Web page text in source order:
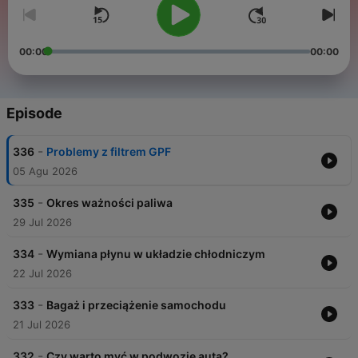
00:00 00:00
Episode
336 - Problemy z filtrem GPF
05 Agu 2026
335 - Okres ważności paliwa
29 Jul 2026
334 - Wymiana płynu w układzie chłodniczym
22 Jul 2026
333 - Bagaż i przeciążenie samochodu
21 Jul 2026